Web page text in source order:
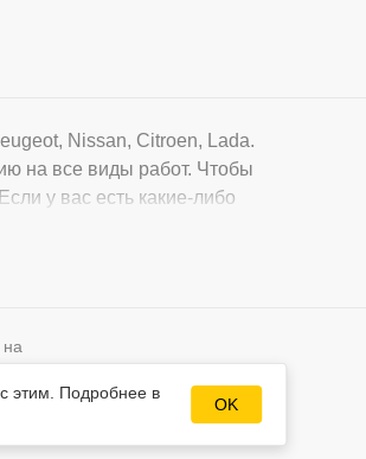
Nissan, Citroen, Lada.
на все виды работ. Чтобы
у вас есть какие-либо
Mahogany
этим. Подробнее в
OK